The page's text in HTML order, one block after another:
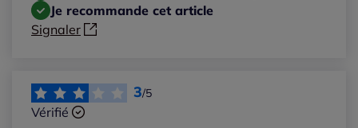
Notes les plus basses
Je recommande cet article
Signaler
3/5
Vérifié